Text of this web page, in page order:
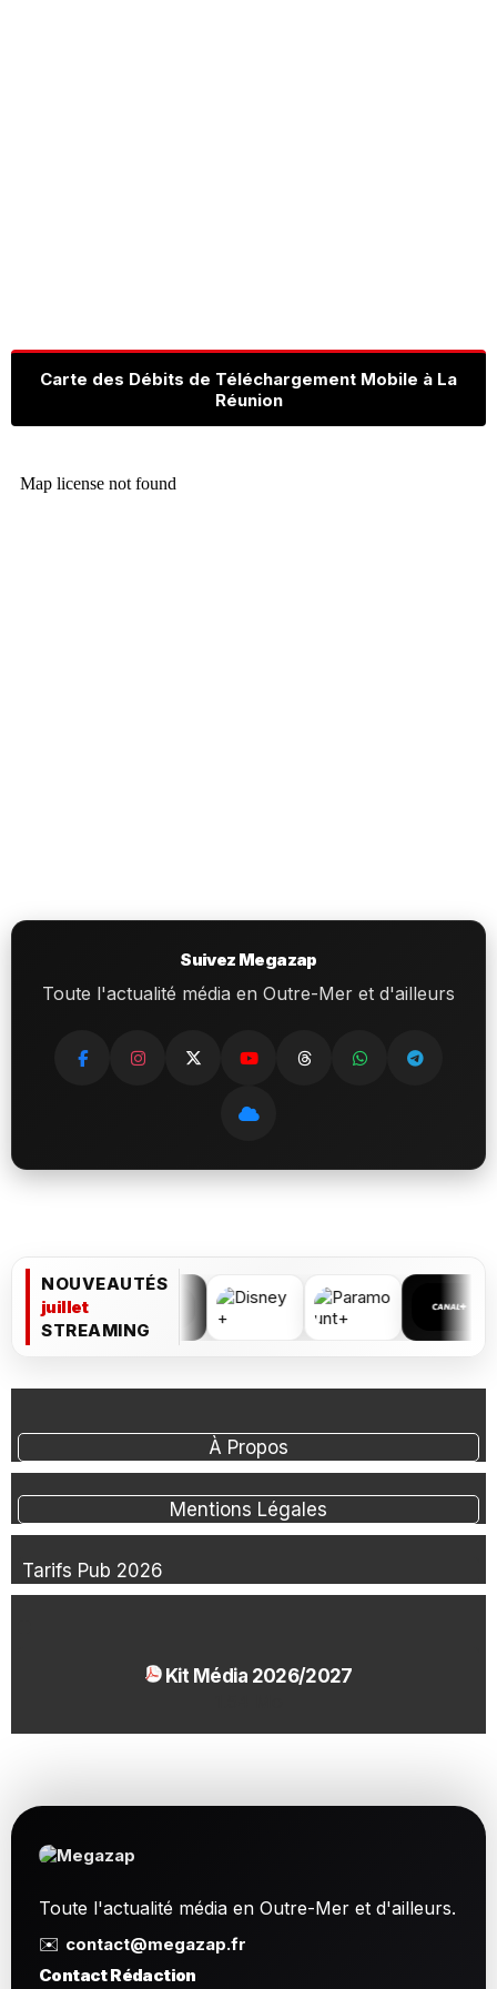
Carte des Débits de Téléchargement Mobile à La
Réunion
Suivez Megazap
Toute l'actualité média en Outre-Mer et d'ailleurs
NOUVEAUTÉS
juillet
STREAMING
À Propos
Mentions Légales
Tarifs Pub 2026
Kit Média 2026/2027
Toute l'actualité média en Outre-Mer et d'ailleurs.
✉️ contact@megazap.fr
Contact Rédaction